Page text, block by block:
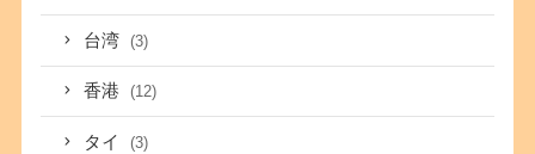
台湾 (3)
香港 (12)
タイ (3)